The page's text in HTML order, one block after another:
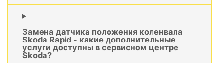
Замена датчика положения коленвала
Skoda Rapid - какие дополнительные
услуги доступны в сервисном центре
Skoda?